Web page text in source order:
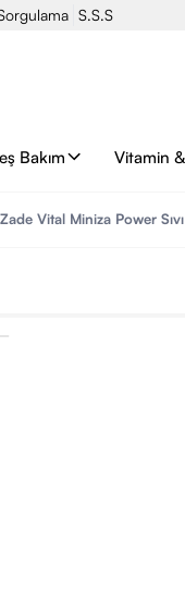
S.S.S
Bakım Vitamin
Zade Vital Miniza Power